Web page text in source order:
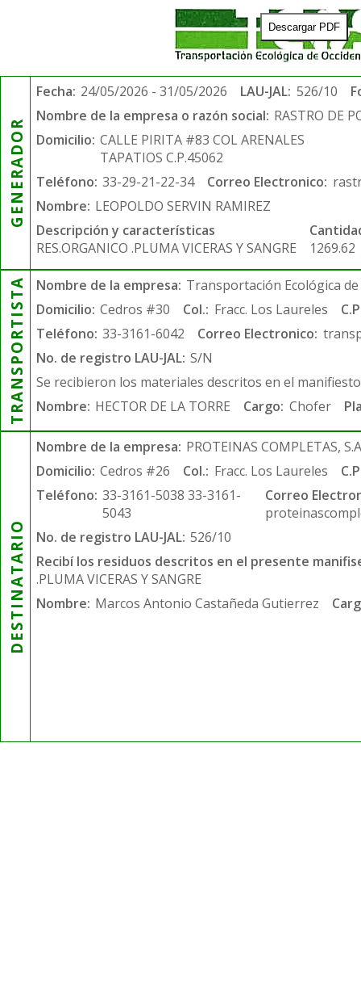
Descargar PDF
GENERADOR
Fecha: 24/05/2026 - 31/05/2026 LAU-JAL: 526/10
Nombre de la empresa o razón social: RASTRO DE
Domicilio: CALLE PIRITA #83 COL ARENALES
TAPATIOS C.P.45062
Teléfono: 33-29-21-22-34 Correo Electronico:
Nombre: LEOPOLDO SERVIN RAMIREZ
Descripción y características
RES.ORGANICO .PLUMA VICERAS Y SANGRE
1269.62
TRANSPORTISTA Nombre de la empresa: Transportación Ecológica de
Domicilio: Cedros #30 Col.: Fracc. Los Laureles
Teléfono: 33-3161-6042 Correo Electronico:
No. de registro LAU-JAL: S/N
Se recibieron los materiales descritos en el
Nombre: HECTOR DE LA TORRE Cargo: Chofer
DESTINATARIO
Nombre de la empresa: PROTEINAS COMPLETAS,
Domicilio: Cedros #26 Col.: Fracc. Los Laureles
Teléfono: 33-3161-5038 33-3161-
5043
Correo
No. de registro LAU-JAL: 526/10
Recibí los residuos descritos en el presente
.PLUMA VICERAS Y SANGRE
Nombre: Marcos Antonio Castañeda Gutierrez